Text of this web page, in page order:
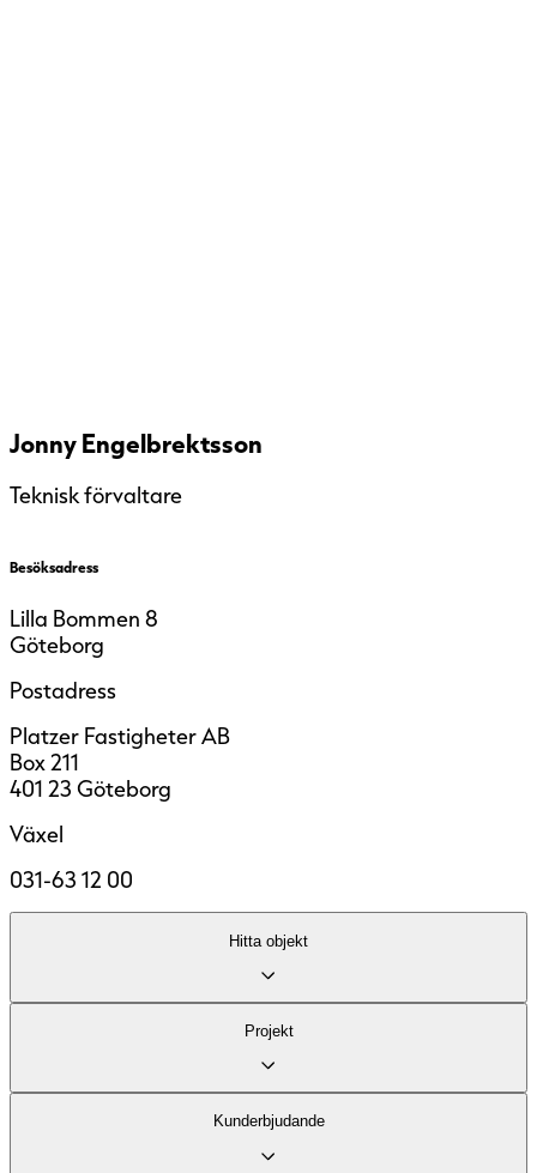
Jonny Engelbrektsson
Teknisk förvaltare
Besöksadress
Lilla Bommen 8
Göteborg
Postadress
Platzer Fastigheter AB
Box 211
401 23 Göteborg
Växel
031-63 12 00
Hitta objekt
Fastigheter
Projekt
Kund­erbjudande